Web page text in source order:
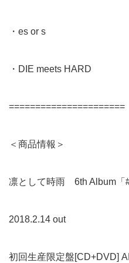
・es or s
・DIE meets HARD
======================
＜商品情報＞
凛として時雨 6th Album「
2018.2.14 out
初回生産限定盤[CD+DVD]